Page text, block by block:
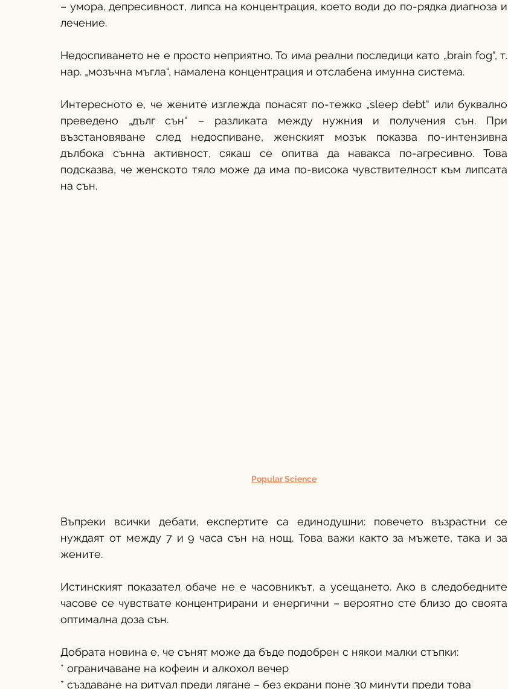
– умора, депресивност, липса на концентрация, което води до по-рядка диагноза и
лечение.
Недоспиването не е просто неприятно. То има реални последици като „brain fog“, т.
нар. „мозъчна мъгла“, намалена концентрация и отслабена имунна система.
Интересното е, че жените изглежда понасят по-тежко „sleep debt“ или буквално
преведено „дълг сън“ – разликата между нужния и получения сън. При
възстановяване след недоспиване, женският мозък показва по-интензивна
дълбока сънна активност, сякаш се опитва да навакса по-агресивно. Това
подсказва, че женското тяло може да има по-висока чувствителност към липсата
на сън.
Popular Science
Въпреки всички дебати, експертите са единодушни: повечето възрастни се
нуждаят от между 7 и 9 часа сън на нощ. Това важи както за мъжете, така и за
жените.
Истинският показател обаче не е часовникът, а усещането. Ако в следобедните
часове се чувствате концентрирани и енергични – вероятно сте близо до своята
оптимална доза сън.
Добрата новина е, че сънят може да бъде подобрен с някои малки стъпки:
* ограничаване на кофеин и алкохол вечер
* създаване на ритуал преди лягане – без екрани поне 30 минути преди това